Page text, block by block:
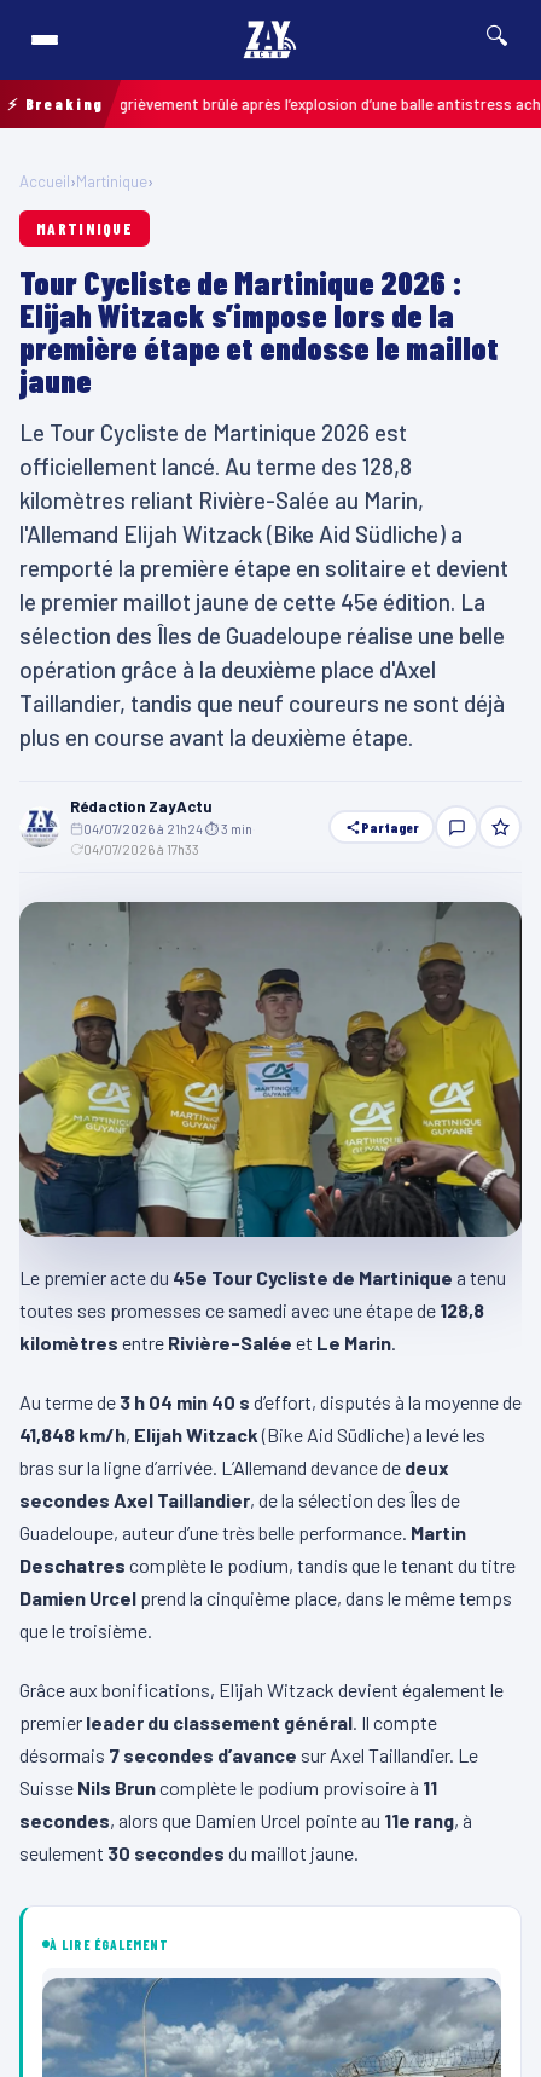
🔍
⚡ Breakinggrièvement brûlé après l’explosion d’une balle antistress achetée en
Accueil›Martinique›
MARTINIQUE
Tour Cycliste de Martinique 2026 :
Elijah Witzack s’impose lors de la
première étape et endosse le maillot
jaune
Le Tour Cycliste de Martinique 2026 est
officiellement lancé. Au terme des 128,8
kilomètres reliant Rivière-Salée au Marin,
l'Allemand Elijah Witzack (Bike Aid Südliche) a
remporté la première étape en solitaire et devient
le premier maillot jaune de cette 45e édition. La
sélection des Îles de Guadeloupe réalise une belle
opération grâce à la deuxième place d'Axel
Taillandier, tandis que neuf coureurs ne sont déjà
plus en course avant la deuxième étape.
Rédaction ZayActu
04/07/2026 à 21h24⏱ 3 min
04/07/2026 à 17h33
Partager
Le premier acte du 45e Tour Cycliste de Martinique a tenu
toutes ses promesses ce samedi avec une étape de 128,8
kilomètres entre Rivière-Salée et Le Marin.
Au terme de 3 h 04 min 40 s d’effort, disputés à la moyenne de
41,848 km/h, Elijah Witzack(Bike Aid Südliche) a levé les
bras sur la ligne d’arrivée. L’Allemand devance de deux
secondes Axel Taillandier, de la sélection des Îles de
Guadeloupe, auteur d’une très belle performance. Martin
Deschatres complète le podium, tandis que le tenant du titre
Damien Urcel prend la cinquième place, dans le même temps
que le troisième.
Grâce aux bonifications, Elijah Witzack devient également le
premier leader du classement général. Il compte
désormais 7 secondes d’avance sur Axel Taillandier. Le
Suisse Nils Bruncomplète le podium provisoire à 11
secondes, alors que Damien Urcel pointe au 11e rang, à
seulement 30 secondes du maillot jaune.
À LIRE ÉGALEMENT